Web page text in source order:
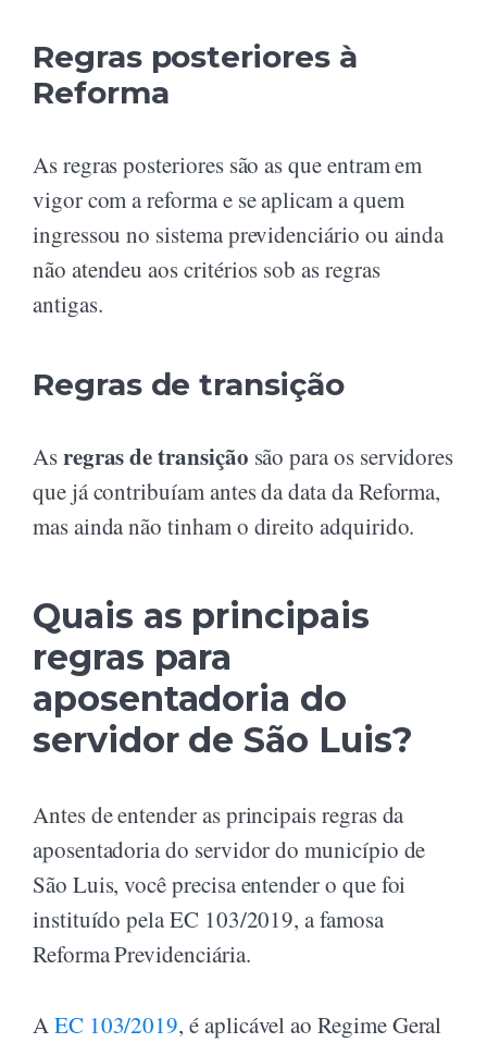
Regras posteriores à
Reforma
As regras posteriores são as que entram em
vigor com a reforma e se aplicam a quem
ingressou no sistema previdenciário ou ainda
não atendeu aos critérios sob as regras
antigas.
Regras de transição
Asregras de transição são para os servidores
que já contribuíam antes da data da Reforma,
mas ainda não tinham o direito adquirido.
Quais as principais
regras para
aposentadoria do
servidor de São Luis?
Antes de entender as principais regras da
aposentadoria do servidor do município de
São Luis, você precisa entender o que foi
instituído pela EC 103/2019, a famosa
Reforma Previdenciária.
AEC 103/2019, é aplicável ao Regime Geral